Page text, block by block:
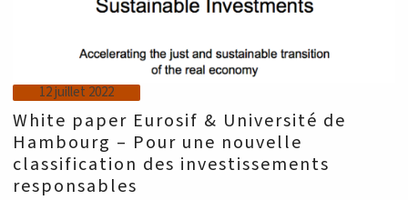
12 juillet 2022
White paper Eurosif & Université de
Hambourg – Pour une nouvelle
classification des investissements
responsables